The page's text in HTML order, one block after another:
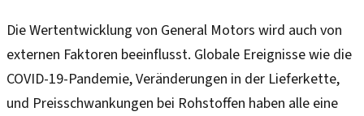
Die Wertentwicklung von General Motors wird auch von
externen Faktoren beeinflusst. Globale Ereignisse wie die
COVID-19-Pandemie, Veränderungen in der Lieferkette,
und Preisschwankungen bei Rohstoffen haben alle eine